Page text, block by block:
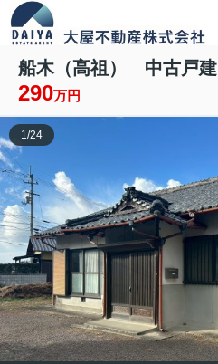
船木（高祖） 中古戸建
290万円
1/24